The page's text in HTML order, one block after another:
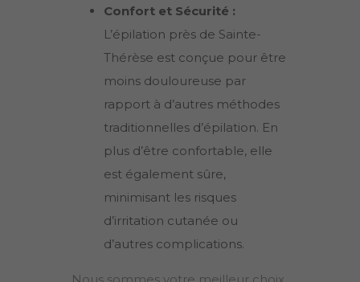
Confort et Sécurité :
L’épilation près de Sainte-
Thérèse est conçue pour être
moins douloureuse par
rapport à d’autres méthodes
traditionnelles d’épilation. En
plus d’être confortable, elle
est également sûre,
minimisant les risques
d’irritation cutanée ou
d’autres complications.
Nous sommes votre meilleur choix